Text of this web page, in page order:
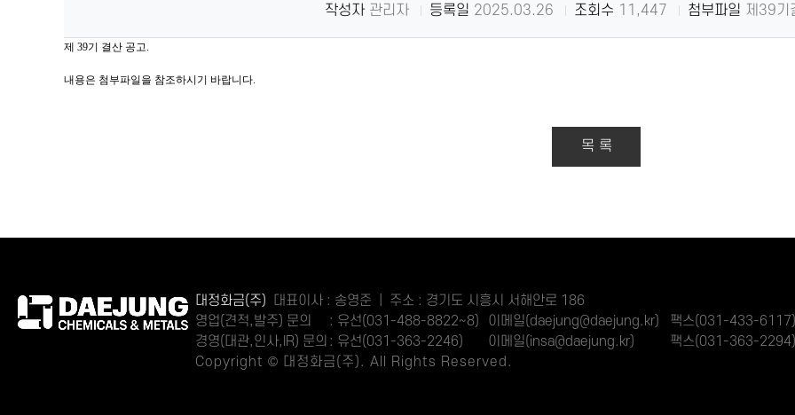
작성자 관리자 등록일 2025.03.26 조회수 11,447 첨부파일 제39기
제 39기 결산 공고.
내용은 첨부파일을 참조하시기 바랍니다.
목 록
대정화금(주) 대표이사 : 송영준 | 주소 : 경기도 시흥시 서해안로 186
영업(견적,발주) 문의
: 유선(031-488-8822~8) 이메일(daejung@daejung.kr)
팩스(031-433-6117)
경영(대관,인사,IR) 문의 : 유선(031-363-2246) 이메일(insa@daejung.kr)
팩스(031-363-2294)
Copyright © 대정화금(주). All Rights Reserved.